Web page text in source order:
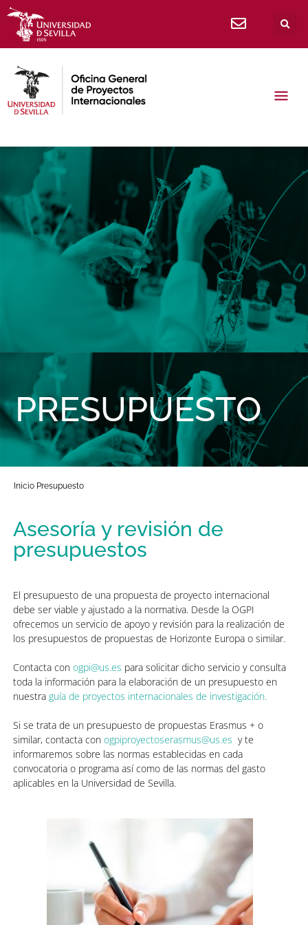
PRESUPUESTO
Inicio Presupuesto
Asesoría y revisión de
presupuestos
El presupuesto de una propuesta de proyecto internacional
debe ser viable y ajustado a la normativa. Desde la OGPI
ofrecemos un servicio de apoyo y revisión para la realización de
los presupuestos de propuestas de Horizonte Europa o similar.
Contacta con ogpi@us.es para solicitar dicho servicio y consulta
toda la información para la elaboración de un presupuesto en
nuestra guía de proyectos internacionales de investigación.
Si se trata de un presupuesto de propuestas Erasmus + o
similar, contacta con ogpiproyectoserasmus@us.es y te
informaremos sobre las normas establecidas en cada
convocatoria o programa así como de las normas del gasto
aplicables en la Universidad de Sevilla.